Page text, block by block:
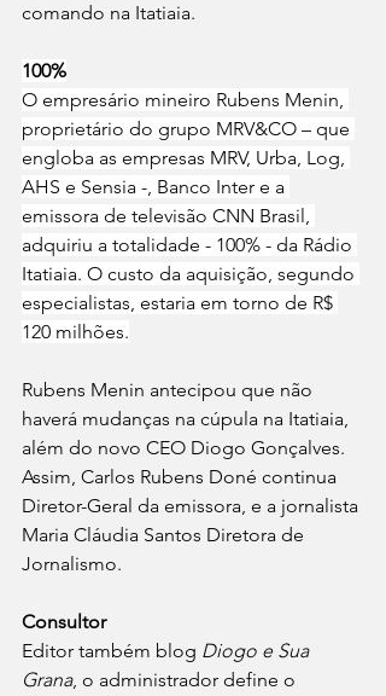
comando na Itatiaia.
100%
O empresário mineiro Rubens Menin,
proprietário do grupo MRV&CO – que
engloba as empresas MRV, Urba, Log,
AHS e Sensia -, Banco Inter e a
emissora de televisão CNN Brasil,
adquiriu a totalidade - 100% - da Rádio
Itatiaia. O custo da aquisição, segundo
especialistas, estaria em torno de R$
120 milhões.
Rubens Menin antecipou que não
haverá mudanças na cúpula na Itatiaia,
além do novo CEO Diogo Gonçalves.
Assim, Carlos Rubens Doné continua
Diretor-Geral da emissora, e a jornalista
Maria Cláudia Santos Diretora de
Jornalismo.
Consultor
Editor também blog Diogo e Sua
Grana, o administrador define o